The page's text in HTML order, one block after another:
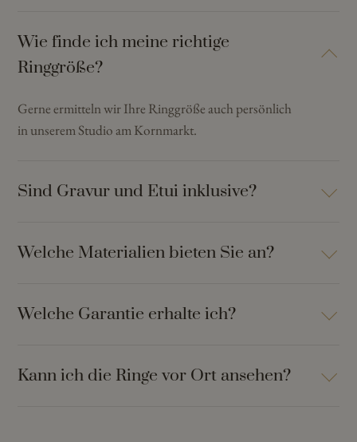
Wie finde ich meine richtige
Ringgröße?
Gerne ermitteln wir Ihre Ringgröße auch persönlich
in unserem Studio am Kornmarkt.
Sind Gravur und Etui inklusive?
Welche Materialien bieten Sie an?
Welche Garantie erhalte ich?
Kann ich die Ringe vor Ort ansehen?